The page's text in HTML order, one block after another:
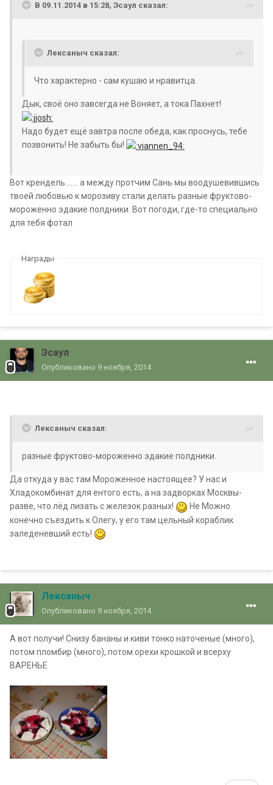
В 09.11.2014 в 15:28, Эсаул сказал:
Лексаныч сказал:
Что характерно - сам кушаю и нравитца.
Дык, своё оно завсегда не Воняет, а тока Пахнет!
Надо будет ещё завтра после обеда, как проснусь, тебе
позвонить! Не забыть бы!
Вот крендель....... а между протчим Сань мы воодушевившись
твоей любовью к морозиву стали делать разные фруктово-
мороженно эдакие полдники. Вот погоди, где-то специально
для тебя фотал
Награды
Эсаул
Опубликовано 9 ноября, 2014
Лексаныч сказал:
разные фруктово-мороженно эдакие полдники.
Да откуда у вас там Мороженное настоящее? У нас и
Хладокомбинат для ентого есть, а на задворках Москвы-
разве, что лёд лизать с железок разных!
Не Можно
конечно съездить к Олегу, у его там цельный кораблик
заледеневший есть!
Лексаныч
Опубликовано 9 ноября, 2014
А вот получи! Снизу бананы и киви тонко наточеные (много),
потом пломбир (много), потом орехи крошкой и всерху
ВАРЕНЬЕ